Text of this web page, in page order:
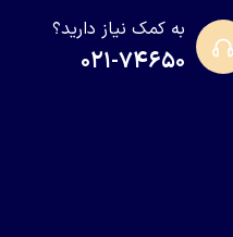
به کمک نیاز دارید؟
۰۲۱-۷۴۶۵۰